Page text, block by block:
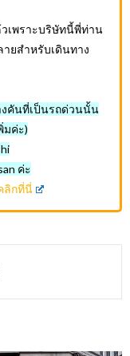
เพราะบริษัทนี้พี่ท่าน
ยสำหรับเดินทาง
งคันที่เป็นรถด่วนนั้น
มค่ะ)
ค่ะ
ลิกที่นี่